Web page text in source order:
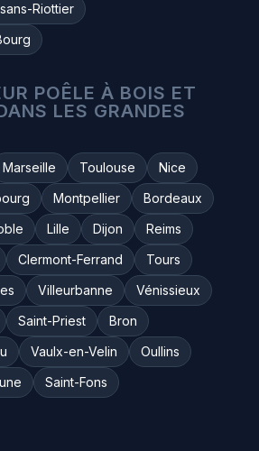
Riottier
POÊLE À BOIS ET
LES GRANDES
Marseille Toulouse
Nice
Montpellier
Bordeaux
Lille Dijon
Reims
Clermont-Ferrand
Tours
Villeurbanne
Vénissieux
Saint-Priest
Bron
Vaulx-en-Velin
Oullins
Saint-Fons